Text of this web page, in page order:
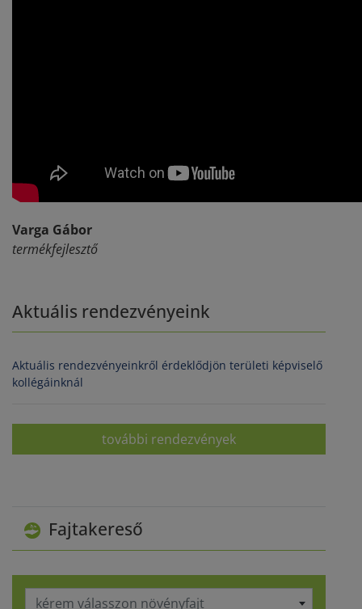
Aktuális rendezvényeink
Aktuális rendezvényeinkről érdeklődjön területi képviselő
kollégáinknál
további rendezvények
Fajtakereső
kérem válasszon növényfajt
Varga Gábor
termékfejlesztő